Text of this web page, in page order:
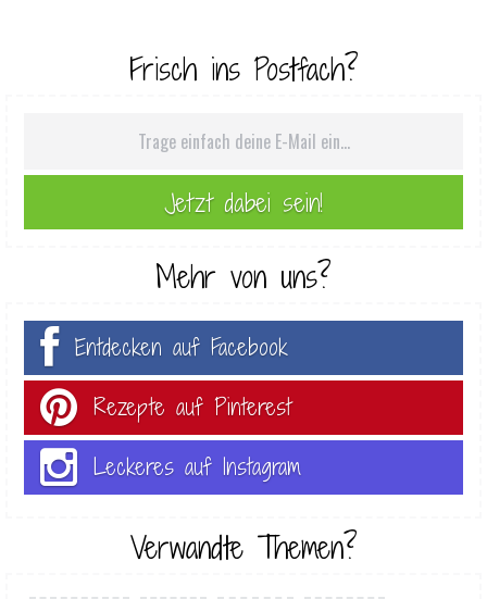
Frisch ins Postfach?
Mehr von uns?
Entdecken auf Facebook
Rezepte auf Pinterest
Leckeres auf Instagram
Verwandte Themen?